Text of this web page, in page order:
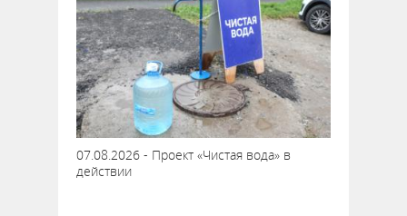
07.08.2026 - Проект «Чистая вода» в
действии